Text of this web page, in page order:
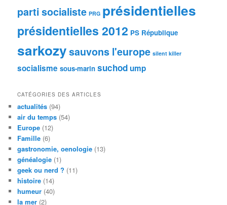
parti socialiste PRG présidentielles
présidentielles 2012 PS République
sarkozysauvons l'europe silent killer
socialisme sous-marin suchodump
CATÉGORIES DES ARTICLES
actualités (94)
air du temps (54)
Europe (12)
Famille (6)
gastronomie, oenologie (13)
généalogie (1)
geek ou nerd ? (11)
histoire (14)
humeur (40)
la mer (2)